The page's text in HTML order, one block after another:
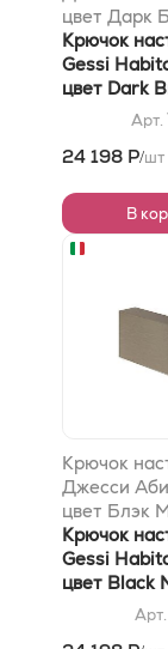
цвет Дарк
Крючок
Gessi
цвет Dark
Арт.
24 198 Р/шт
В
Крючок
Джесси
цвет Блэк
PVD
Крючок
Gessi
цвет Black
Арт.